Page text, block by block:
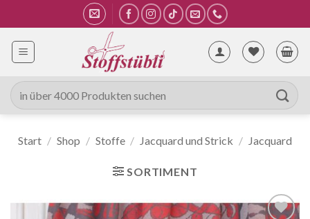
Inhalt
springen
Suche
nach:
Start / Shop / Stoffe / Jacquard und Strick / Jacquard
SORTIMENT